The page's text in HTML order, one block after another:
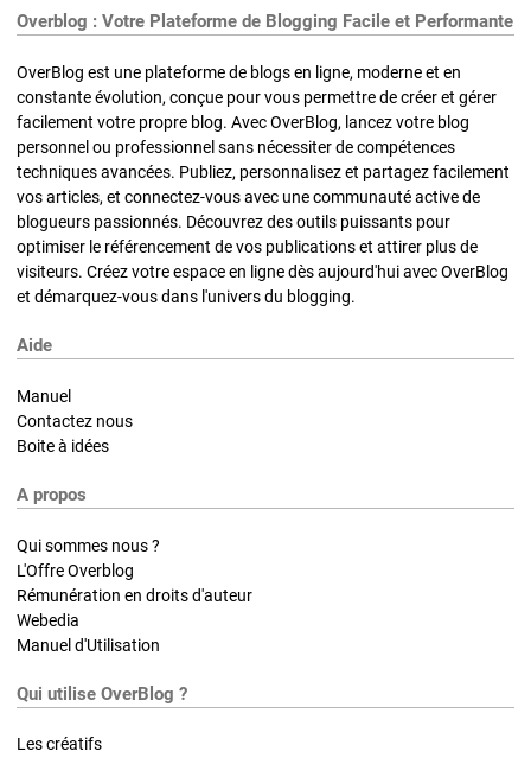
Overblog : Votre Plateforme de Blogging Facile et Performante
OverBlog est une plateforme de blogs en ligne, moderne et en
constante évolution, conçue pour vous permettre de créer et gérer
facilement votre propre blog. Avec OverBlog, lancez votre blog
personnel ou professionnel sans nécessiter de compétences
techniques avancées. Publiez, personnalisez et partagez facilement
vos articles, et connectez-vous avec une communauté active de
blogueurs passionnés. Découvrez des outils puissants pour
optimiser le référencement de vos publications et attirer plus de
visiteurs. Créez votre espace en ligne dès aujourd'hui avec OverBlog
et démarquez-vous dans l'univers du blogging.
Aide
Manuel
Contactez nous
Boite à idées
A propos
Qui sommes nous ?
L'Offre Overblog
Rémunération en droits d'auteur
Webedia
Manuel d'Utilisation
Qui utilise OverBlog ?
Les créatifs